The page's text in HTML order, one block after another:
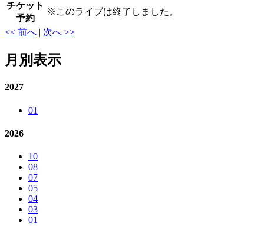
チケット
予約
※ このライブは終了しました。
<< 前へ | 次へ >>
月別表示
2027
01
2026
10
08
07
05
04
03
01